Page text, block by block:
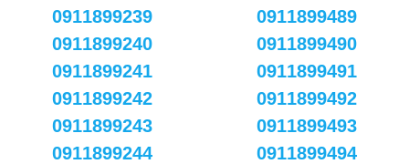
0911899239
0911899240
0911899241
0911899242
0911899243
0911899244
0911899489
0911899490
0911899491
0911899492
0911899493
0911899494